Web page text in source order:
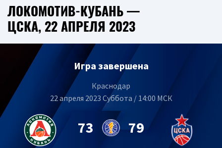
ЛОКОМОТИВ-КУБАНЬ —
ЦСКА, 22 АПРЕЛЯ 2023
Игра завершена
Краснодар
22 апреля 2023 Суббота / 14:00 МСК
73 79